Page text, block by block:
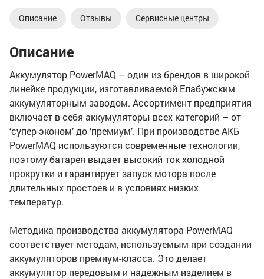
Описание Отзывы Сервисные центры
Описание
Аккумулятор PowerMAQ – один из брендов в широкой
линейке продукции, изготавливаемой Елабужским
аккумуляторным заводом. Ассортимент предприятия
включает в себя аккумуляторы всех категорий – от
‘супер-эконом’ до ‘премиум’. При производстве АКБ
PowerMAQ используются современные технологии,
поэтому батарея выдает высокий ток холодной
прокрутки и гарантирует запуск мотора после
длительных простоев и в условиях низких
температур.
Методика производства аккумулятора PowerMAQ
соответствует методам, используемым при создании
аккумуляторов премиум-класса. Это делает
аккумулятор передовым и надежным изделием в